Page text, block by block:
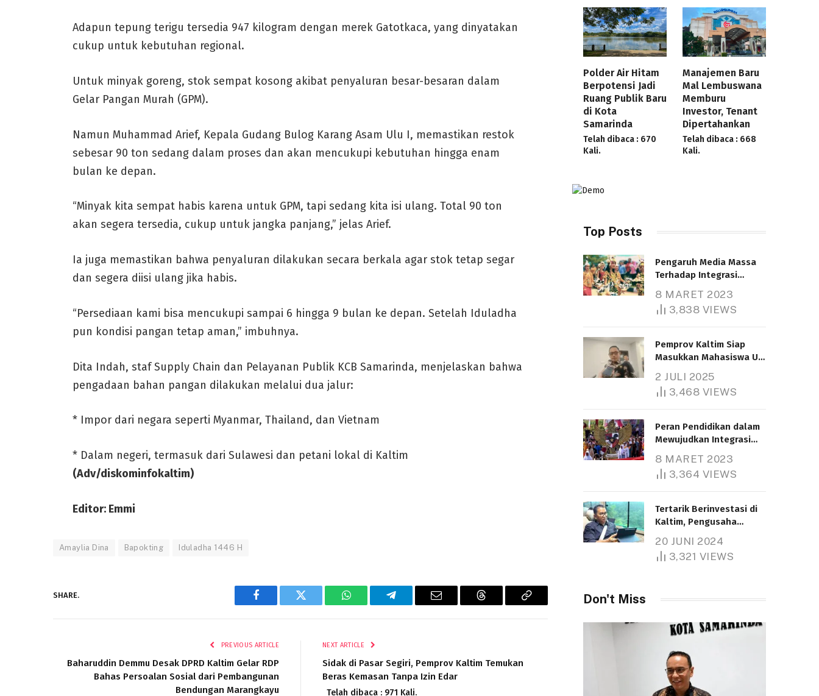
Adapun tepung terigu tersedia 947 kilogram dengan merek Gatotkaca, yang dinyatakan
cukup untuk kebutuhan regional.
Untuk minyak goreng, stok sempat kosong akibat penyaluran besar-besaran dalam
Gelar Pangan Murah (GPM).
Namun Muhammad Arief, Kepala Gudang Bulog Karang Asam Ulu I, memastikan restok
sebesar 90 ton sedang dalam proses dan akan mencukupi kebutuhan hingga enam
bulan ke depan.
“Minyak kita sempat habis karena untuk GPM, tapi sedang kita isi ulang. Total 90 ton
akan segera tersedia, cukup untuk jangka panjang,” jelas Arief.
Ia juga memastikan bahwa penyaluran dilakukan secara berkala agar stok tetap segar
dan segera diisi ulang jika habis.
“Persediaan kami bisa mencukupi sampai 6 hingga 9 bulan ke depan. Setelah Iduladha
pun kondisi pangan tetap aman,” imbuhnya.
Dita Indah, staf Supply Chain dan Pelayanan Publik KCB Samarinda, menjelaskan bahwa
pengadaan bahan pangan dilakukan melalui dua jalur:
* Impor dari negara seperti Myanmar, Thailand, dan Vietnam
* Dalam negeri, termasuk dari Sulawesi dan petani lokal di Kaltim
(Adv/diskominfokaltim)
Editor: Emmi
Amaylia Dina Bapokting Iduladha 1446 H
SHARE.
Facebook Twitter WhatsAppTelegram Email Threads
Copy
PREVIOUS ARTICLE
Baharuddin Demmu Desak DPRD Kaltim Gelar RDP
Bahas Persoalan Sosial dari Pembangunan
Bendungan Marangkayu
NEXT ARTICLE
Sidak di Pasar Segiri, Pemprov Kaltim Temukan
Beras Kemasan Tanpa Izin Edar
Telah dibaca : 971 Kali.
Polder Air Hitam
Berpotensi Jadi
Ruang Publik Baru
di Kota
Samarinda
Telah dibaca : 670
Kali.
Manajemen Baru
Mal Lembuswana
Memburu
Investor, Tenant
Dipertahankan
Telah dibaca : 668
Kali.
Top Posts
Pengaruh Media Massa
Terhadap Integrasi
Telah dibaca : 4.617 Kali.
8 MARET 2023
3,838 VIEWS
Pemprov Kaltim Siap
Masukkan Mahasiswa UT
Bantuan Pendidikan
Gratispol
2 JULI 2025
3,468 VIEWS
Peran Pendidikan dalam
Mewujudkan Integrasi
Telah dibaca : 5.272 Kali.
8 MARET 2023
3,364 VIEWS
Tertarik Berinvestasi di
Kaltim, Pengusaha
1.000 Hektare
Telah dibaca : 1.291 Kali.
20 JUNI 2024
3,321 VIEWS
Don't Miss